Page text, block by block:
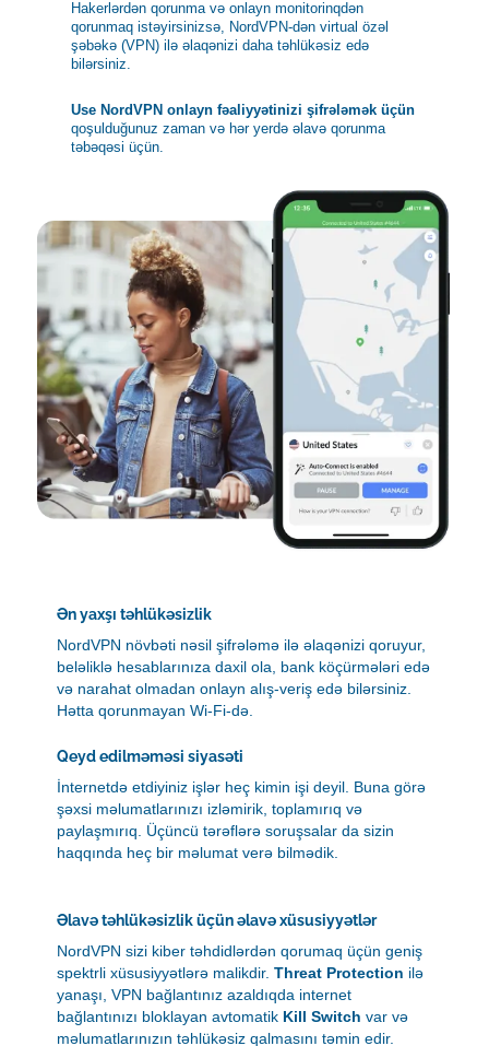
Hakerlərdən qorunma və onlayn monitorinqdən
qorunmaq istəyirsinizsə, NordVPN-dən virtual özəl
şəbəkə (VPN) ilə əlaqənizi daha təhlükəsiz edə
bilərsiniz.
Use NordVPN onlayn fəaliyyətinizi şifrələmək üçün
qoşulduğunuz zaman və hər yerdə əlavə qorunma
təbəqəsi üçün.
Ən yaxşı təhlükəsizlik
NordVPN növbəti nəsil şifrələmə ilə əlaqənizi qoruyur,
beləliklə hesablarınıza daxil ola, bank köçürmələri edə
və narahat olmadan onlayn alış-veriş edə bilərsiniz.
Hətta qorunmayan Wi-Fi-də.
Qeyd edilməməsi siyasəti
İnternetdə etdiyiniz işlər heç kimin işi deyil. Buna görə
şəxsi məlumatlarınızı izləmirik, toplamırıq və
paylaşmırıq. Üçüncü tərəflərə soruşsalar da sizin
haqqında heç bir məlumat verə bilmədik.
Əlavə təhlükəsizlik üçün əlavə xüsusiyyətlər
NordVPN sizi kiber təhdidlərdən qorumaq üçün geniş
spektrli xüsusiyyətlərə malikdir.Threat Protection ilə
yanaşı, VPN bağlantınız azaldıqda internet
bağlantınızı bloklayan avtomatik Kill Switch var və
məlumatlarınızın təhlükəsiz qalmasını təmin edir.